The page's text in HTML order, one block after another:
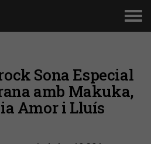
Sona Especial
amb Makuka,
Amor i Lluís